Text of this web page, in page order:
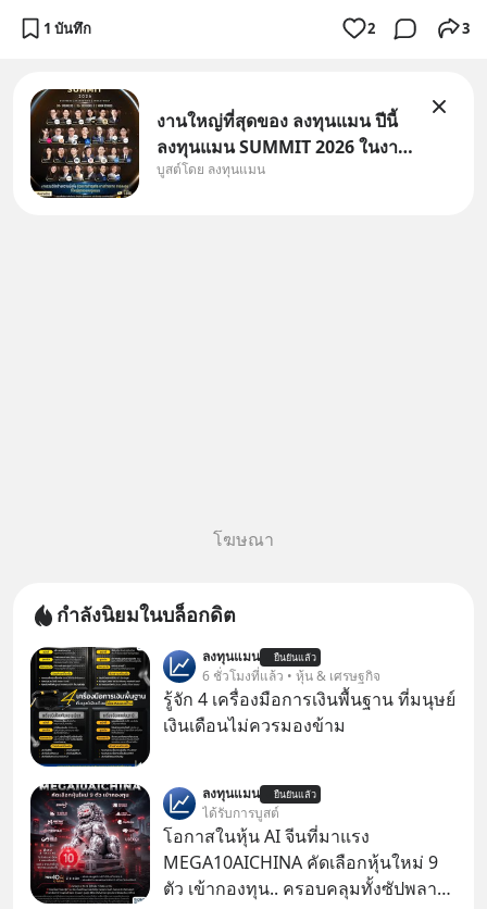
1 บันทึก 2 3
งานใหญ่ที่สุดของ ลงทุนแมน ปีนี้
ลงทุนแมน SUMMIT 2026 ในงาน
นี้จะมีเจ้าของธุรกิจ Dr.PONG,
บูสต์โดย ลงทุนแมน
โฆษณา
กำลังนิยมในบล็อกดิต
ลงทุนแมน ยืนยันแล้ว
6 ชั่วโมงที่แล้ว • หุ้น & เศรษฐกิจ
รู้จัก 4 เครื่องมือการเงินพื้นฐาน ที่มนุษย์
เงินเดือนไม่ควรมองข้าม
ลงทุนแมน ยืนยันแล้ว
ได้รับการบูสต์
โอกาสในหุ้น AI จีนที่มาแรง
MEGA10AICHINA คัดเลือกหุ้นใหม่ 9
ตัว เข้ากองทุน.. ครอบคลุมทั้งซัปพลาย